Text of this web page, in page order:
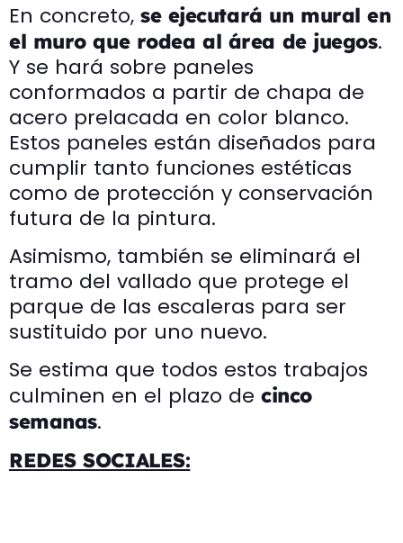
En concreto, se ejecutará un mural en
el muro que rodea al área de juegos.
Y se hará sobre paneles
conformados a partir de chapa de
acero prelacada en color blanco.
Estos paneles están diseñados para
cumplir tanto funciones estéticas
como de protección y conservación
futura de la pintura.
Asimismo, también se eliminará el
tramo del vallado que protege el
parque de las escaleras para ser
sustituido por uno nuevo.
Se estima que todos estos trabajos
culminen en el plazo de cinco
semanas.
REDES SOCIALES: